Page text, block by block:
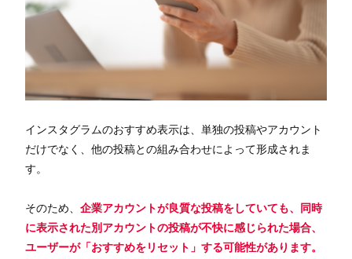
インスタグラムのおすすめ表示は、単独の投稿やアカウント
だけでなく、他の投稿との組み合わせによって形成されま
す。
そのため、 企業アカウントが良質な投稿をしていても、同時
に表示された別アカウントの投稿が不快に感じられた場合、
ユーザーが「おすすめをリセット」する可能性があります。